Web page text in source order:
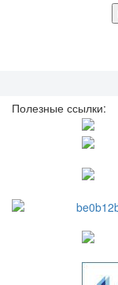
Полезные ссылки: